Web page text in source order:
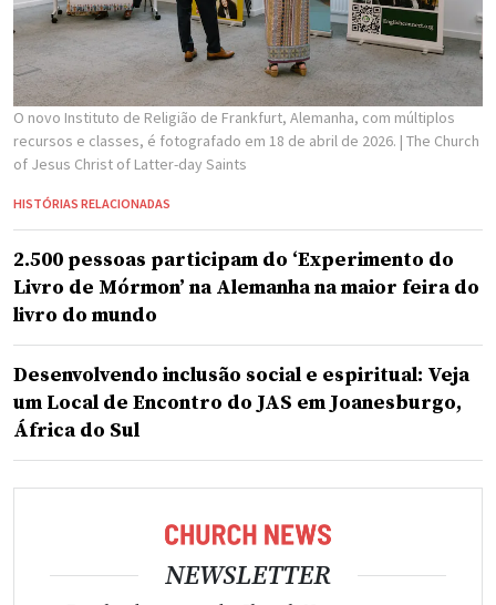
O novo Instituto de Religião de Frankfurt, Alemanha, com múltiplos
recursos e classes, é fotografado em 18 de abril de 2026. | The Church
of Jesus Christ of Latter-day Saints
HISTÓRIAS RELACIONADAS
2.500 pessoas participam do ‘Experimento do
Livro de Mórmon’ na Alemanha na maior feira do
livro do mundo
Desenvolvendo inclusão social e espiritual: Veja
um Local de Encontro do JAS em Joanesburgo,
África do Sul
NEWSLETTER